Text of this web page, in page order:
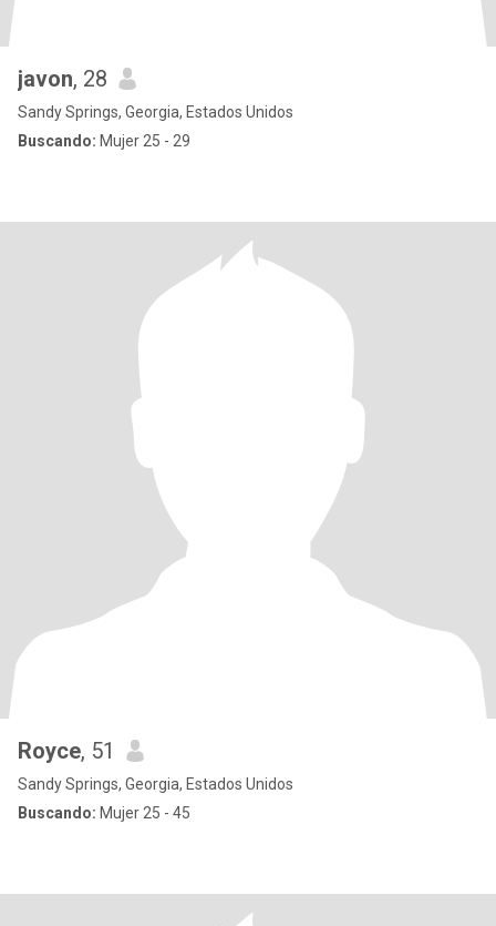
javon, 28
Sandy Springs, Georgia, Estados Unidos
Buscando: Mujer 25 - 29
Royce, 51
Sandy Springs, Georgia, Estados Unidos
Buscando: Mujer 25 - 45